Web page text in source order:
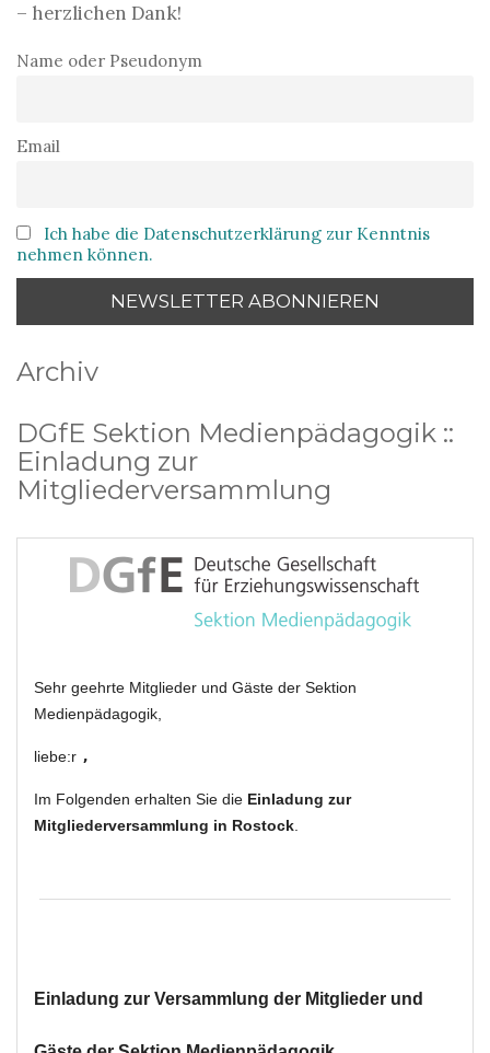
– herzlichen Dank!
Name oder Pseudonym
Email
Ich habe die Datenschutzerklärung zur Kenntnis
nehmen können.
Archiv
DGfE Sektion Medienpädagogik ::
Einladung zur
Mitgliederversammlung